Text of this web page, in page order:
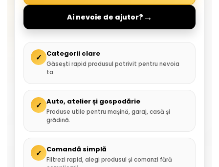
Ai nevoie de ajutor? →
✓ Categorii clare
Găsești rapid produsul potrivit pentru nevoia
ta.
✓ Auto, atelier și gospodărie
Produse utile pentru mașină, garaj, casă și
grădină.
✓ Comandă simplă
Filtrezi rapid, alegi produsul și comanzi fără